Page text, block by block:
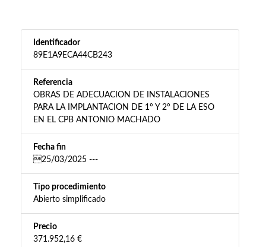
Identificador
89E1A9ECA44CB243
Referencia
OBRAS DE ADECUACION DE INSTALACIONES
PARA LA IMPLANTACION DE 1º Y 2º DE LA ESO
EN EL CPB ANTONIO MACHADO
Fecha fin
25/03/2025 ---
Tipo procedimiento
Abierto simplificado
Precio
371.952,16 €